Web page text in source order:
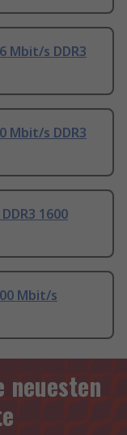
Mbit/s DDR3
Mbit/s DDR3
1600
Mbit/s
neuesten